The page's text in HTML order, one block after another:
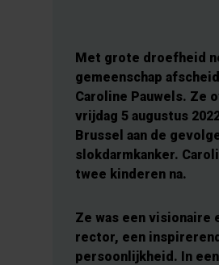
Met grote droefheid
gemeenschap
Caroline Pauwels. Ze
vrijdag 5 augustus
Brussel aan de
slokdarmkanker.
twee kinderen na.
Ze was een visionaire
rector, een
persoonlijkheid. In